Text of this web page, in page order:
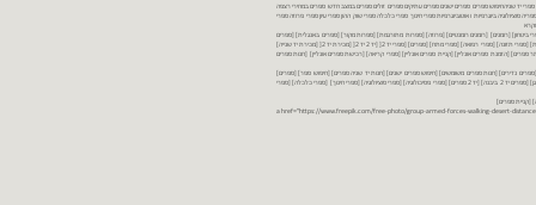
ספרים יד שניה ספרים משומשים ספרים חדשים ספרים יד 2 מכירת ספרים יד שניה ספרי יד שניהחיפוש ספרים ספרים ישנים ספרים עתיקים ספרים זולים ספרים במצב חדש ספרים במחירי רצפה
במבצע ספרים יד 2 ברמת גן ספרים יד 2 ביבנה יד 2 ספרים ספרי פסיכולוגיה ספריה סוציולוגיה ביוגרפיות ו אוטוביוגרפיות ספרי חינוך ספרי כלכלה ספרי שוק ההון ספרי עיון ספרי פרוזה ספרי
ביטחון] [רומנים] [רומנים רומנטיים] [פרוזה] [ספרות מתורגמת] [ספרות מקור] [ספרים באנגלית] [ספרים
חדשים מהחנות] [ספרים מומלצים] [ספרי בישול] [ספרי עידן חדש] [ספרי עסקים] [ספרי מורשת] [מחזות] [ספרי שירה] [ספרי בריאות] [ספרי תזונה] [ספרי רפואה] [ספרי מתח] [ספרים] [ספרי יד 2[ [יד 2 יד 2[ [מכירת יד 2[ [מכירת יד שנייה]
יד 2[ [ספר] [ספרים יד 2[ [הזמנת ספרים] [יד 2 ספרים] [ספרים בזול] [אתר ספרים] [הזמנת ספרים אונליין] [קניית ספרים אונליין] [ספרי קריאה] [רכישת ספרים אונליין] [חנות ספרים
נדירים] [חנות ספרים משומשים] [חיפוש ספרים ישנים] [חנות יד שניה ספרים] [חיפוש ספר] [ספרים]
[חנות ספרים זולים] [ספרים חדשים] [ספרים במחירי רצפה] [ספרים במשלוח חינם] [ספרים במשלוח עד הבית] [ספרים יד 2 ברמת גן] [ספרים יד 2 ביבנה] [יד 2 ספרים] [ספרי פסיכולוגיה] [ספרי סוציולוגיה] [ספרי חינוך] [ספרי כלכלה] [ספרי
[קניית ספרים]
<a href="https://www.freepik.com/free-photo/group-armed-forces-walking-desert-